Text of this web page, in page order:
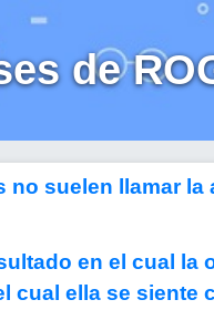
de
suelen llamar la
en el cual la
cual ella se siente